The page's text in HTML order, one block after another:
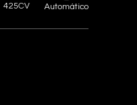
425CV Automático